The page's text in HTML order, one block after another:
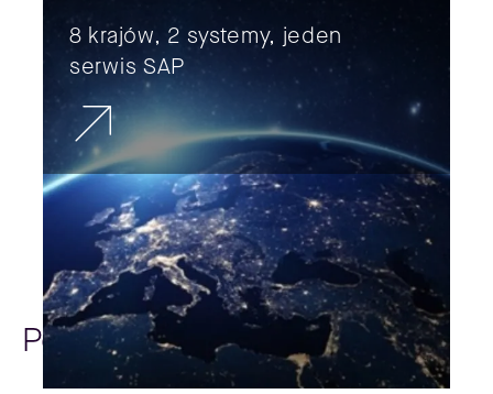
8 krajów, 2 systemy, jeden
serwis SAP
Poradniki